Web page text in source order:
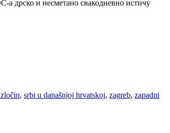
а дрско и несметано свакодневно истичу
, srbi u današnjoj hrvatskoj, zagreb, zapadni